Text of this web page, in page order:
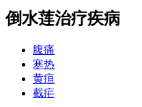
倒水莲治疗疾病
腹痛
寒热
黄疸
截疟